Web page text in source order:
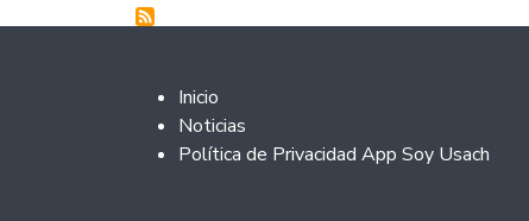
Footer 2
Inicio
Noticias
Política de Privacidad App Soy Usach